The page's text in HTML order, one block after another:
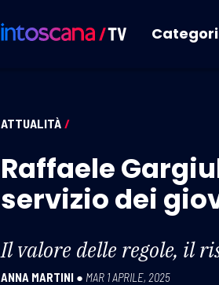
ATTUALITÀ /
Raffaele
servizio dei
Il valore delle regole, il
ANNA MARTINI ● MAR 1 APRILE, 2025